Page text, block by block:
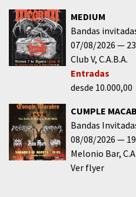
MEDIUM
Bandas
07/08/2026
Club V C.A.B.A.
Entradas
desde 10.000,00
CUMPLE
Bandas
08/08/2026
Melonio Bar
Ver flyer